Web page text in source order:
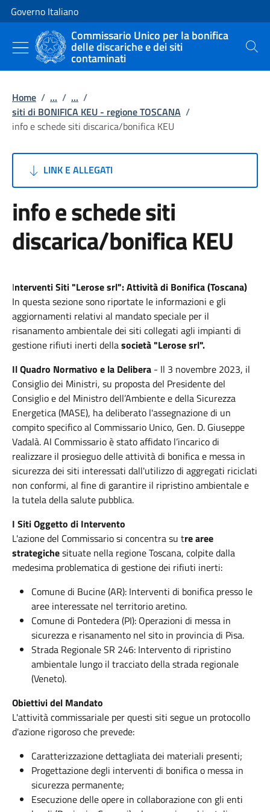
Vai al contenuto
Vai alla navigazione del sito
Governo Italiano
Commissario Unico per la bonifica
delle discariche e dei siti
contaminati Cerca
Home / ... / ... /
siti di BONIFICA KEU - regione TOSCANA /
info e schede siti discarica/bonifica KEU
LINK E ALLEGATI
info e schede siti
discarica/bonifica KEU
Interventi Siti "Lerose srl": Attività di Bonifica (Toscana)
In questa sezione sono riportate le informazioni e gli
aggiornamenti relativi al mandato speciale per il
risanamento ambientale dei siti collegati agli impianti di
gestione rifiuti inerti dellasocietà "Lerose srl".
Il Quadro Normativo e la Delibera - Il 3 novembre 2023, il
Consiglio dei Ministri, su proposta del Presidente del
Consiglio e del Ministro dell’Ambiente e della Sicurezza
Energetica (MASE), ha deliberato l'assegnazione di un
compito specifico al Commissario Unico, Gen. D. Giuseppe
Vadalà. Al Commissario è stato affidato l’incarico di
realizzare il prosieguo delle attività di bonifica e messa in
sicurezza dei siti interessati dall'utilizzo di aggregati riciclati
non conformi, al fine di garantire il ripristino ambientale e
la tutela della salute pubblica.
I Siti Oggetto di Intervento
L'azione del Commissario si concentra su tre aree
strategichesituate nella regione Toscana, colpite dalla
medesima problematica di gestione dei rifiuti inerti:
Comune di Bucine (AR): Interventi di bonifica presso le
aree interessate nel territorio aretino.
Comune di Pontedera (PI): Operazioni di messa in
sicurezza e risanamento nel sito in provincia di Pisa.
Strada Regionale SR 246: Intervento di ripristino
ambientale lungo il tracciato della strada regionale
(Veneto).
Obiettivi del Mandato
L'attività commissariale per questi siti segue un protocollo
d'azione rigoroso che prevede:
Caratterizzazione dettagliata dei materiali presenti;
Progettazione degli interventi di bonifica o messa in
sicurezza permanente;
Esecuzione delle opere in collaborazione con gli enti